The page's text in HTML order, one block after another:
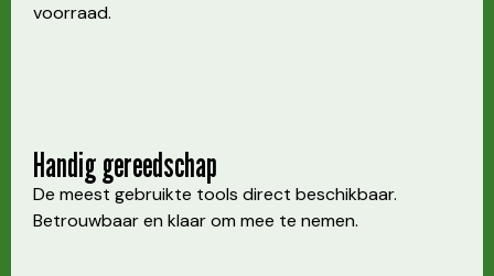
voorraad.
Handig gereedschap
De meest gebruikte tools direct beschikbaar.
Betrouwbaar en klaar om mee te nemen.